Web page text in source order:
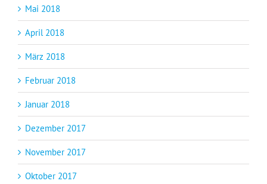
Mai 2018
April 2018
März 2018
Februar 2018
Januar 2018
Dezember 2017
November 2017
Oktober 2017